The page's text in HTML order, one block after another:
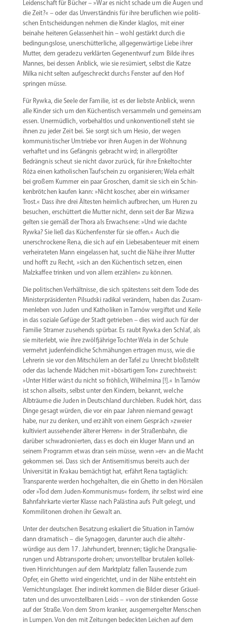
Leiden­schaft für Bücher – »War es nicht schade um die Augen und
die Zeit?« – oder das Unver­ständnis für ihre beruf­lichen wie politi­
schen Entschei­dungen nehmen die Kinder klaglos, mit einer
beinahe heiteren Gelas­senheit hin – wohl gestärkt durch die
bedin­gungslose, unerschüt­ter­liche, allge­gen­wärtige Liebe ihrer
Mutter, dem geradezu verklärten Gegen­entwurf zum Bilde ihres
Mannes, bei dessen Anblick, wie sie resümiert, selbst die Katze
Milka nicht selten aufge­schreckt durchs Fenster auf den Hof
springen müsse.
Für Rywka, die Seele der Familie, ist es der liebste Anblick, wenn
alle Kinder sich um den Küchen­tisch versammeln und gemeinsam
essen. Unermüdlich, vorbe­haltlos und unkon­ven­tionell steht sie
ihnen zu jeder Zeit bei. Sie sorgt sich um Hesio, der wegen
kommu­nis­ti­scher Umtriebe vor ihren Augen in der Wohnung
verhaftet und ins Gefängnis gebracht wird; in aller­größter
Bedrängnis scheut sie nicht davor zurück, für ihre Enkel­tochter
Róża einen katho­li­schen Taufschein zu organi­sieren; Wela erhält
bei großem Kummer ein paar Groschen, damit sie sich ein Schin­
ken­brötchen kaufen kann: »Nicht koscher, aber ein wirksamer
Trost.« Dass ihre drei Ältesten heimlich aufbrechen, um Huren zu
besuchen, erschüttert die Mutter nicht, denn seit der Bar Mizwa
gelten sie gemäß der Thora als Erwachsene: »Und wie dachte
Rywka? Sie ließ das Küchen­fenster für sie offen.« Auch die
unerschro­ckene Rena, die sich auf ein Liebes­aben­teuer mit einem
verhei­ra­teten Mann einge­lassen hat, sucht die Nähe ihrer Mutter
und hofft zu Recht, »sich an den Küchen­tisch setzen, einen
Malzkaffee trinken und von allem erzählen« zu können.
Die politi­schen Verhält­nisse, die sich spätestens seit dem Tode des
Minis­ter­prä­si­denten Pilsudski radikal verändern, haben das Zusam­
men­leben von Juden und Katho­liken in Tarnów vergiftet und Keile
in das soziale Gefüge der Stadt getrieben – dies wird auch für der
Familie Stramer zusehends spürbar. Es raubt Rywka den Schlaf, als
sie miterlebt, wie ihre zwölf­jährige Tochter Wela in der Schule
vermehrt juden­feind­liche Schmä­hungen ertragen muss, wie die
Lehrerin sie vor den Mitschülern an der Tafel zu Unrecht bloßstellt
oder das lachende Mädchen mit »bösar­tigem Ton« zurecht­weist:
»Unter Hitler wärst du nicht so fröhlich, Wilhelmina [!].« In Tarnów
ist schon allseits, selbst unter den Kindern, bekannt, welche
Albträume die Juden in Deutschland durch­leben. Rudek hört, dass
Dinge gesagt würden, die vor ein paar Jahren niemand gewagt
habe, nur zu denken, und erzählt von einem Gespräch »zweier
kulti­viert ausse­hender älterer Herren« in der Straßenbahn, die
darüber schwa­dro­nierten, dass es doch ein kluger Mann und an
seinem Programm etwas dran sein müsse, wenn »er« an die Macht
gekommen sei. Dass sich der Antise­mi­tismus bereits auch der
Univer­sität in Krakau bemächtigt hat, erfährt Rena tagtäglich:
Trans­pa­rente werden hochge­halten, die ein Ghetto in den Hörsälen
oder »Tod dem Juden-Kommunismus« fordern, ihr selbst wird eine
Bahnfahr­karte vierter Klasse nach Palästina aufs Pult gelegt, und
Kommi­li­tonen drohen ihr Gewalt an.
Unter der deutschen Besatzung eskaliert die Situation in Tarnów
dann drama­tisch – die Synagogen, darunter auch die altehr­
würdige aus dem 17. Jahrhundert, brennen; tägliche Drang­sa­lie­
rungen und Abtrans­porte drohen; unvor­stellbar brutalen kollek­
tiven Hinrich­tungen auf dem Markt­platz fallen Tausende zum
Opfer, ein Ghetto wird einge­richtet, und in der Nähe entsteht ein
Vernich­tungs­lager. Eher indirekt kommen die Bilder dieser Gräuel­
taten und des unvor­stell­baren Leids – »von der stinkenden Gosse
auf der Straße. Von dem Strom kranker, ausge­mer­gelter Menschen
in Lumpen. Von den mit Zeitungen bedeckten Leichen auf dem